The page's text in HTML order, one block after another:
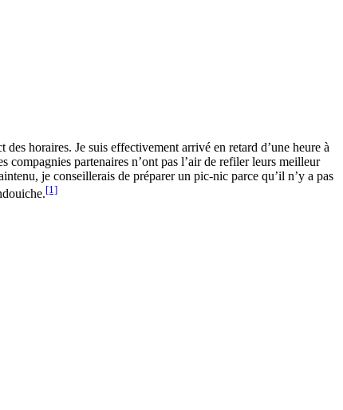
horaires. Je suis effectivement arrivé en retard d’une heure à
partenaires n’ont pas l’air de refiler leurs meilleur
je conseillerais de préparer un pic-nic parce qu’il n’y a pas
[1]